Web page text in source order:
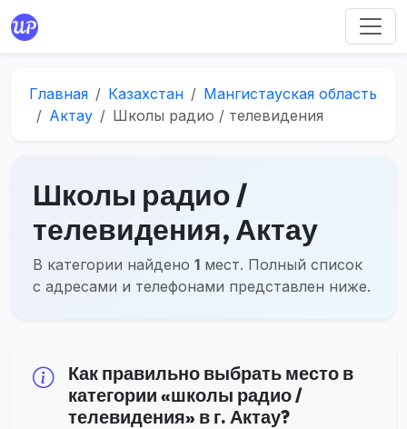
Главная Казахстан
Мангистауская область
Актау
Школы радио / телевидения
Школы радио /
телевидения, Актау
В категории найдено 1 мест. Полный список
с адресами и телефонами представлен ниже.
Как правильно выбрать место в
категории «школы радио /
телевидения» в г. Актау?